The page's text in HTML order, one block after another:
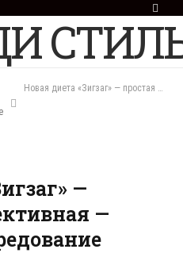
e
Новая диета «Зигзаг» — простая и эффективная — углеводное чередование
—
—